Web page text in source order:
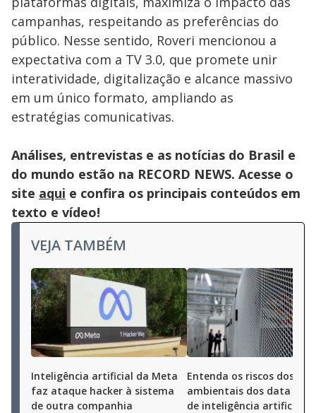
campanhas, respeitando as preferências do
público. Nesse sentido, Roveri mencionou a
expectativa com a TV 3.0, que promete unir
interatividade, digitalização e alcance massivo
em um único formato, ampliando as
estratégias comunicativas.
Análises, entrevistas e as notícias do Brasil e
do mundo estão na RECORD NEWS. Acesse o
site aqui e confira os principais conteúdos em
texto e vídeo!
VEJA TAMBÉM
Inteligência artificial da Meta
faz ataque hacker à sistema
de outra companhia
Entenda os riscos dos
ambientais dos data
de inteligência artificial